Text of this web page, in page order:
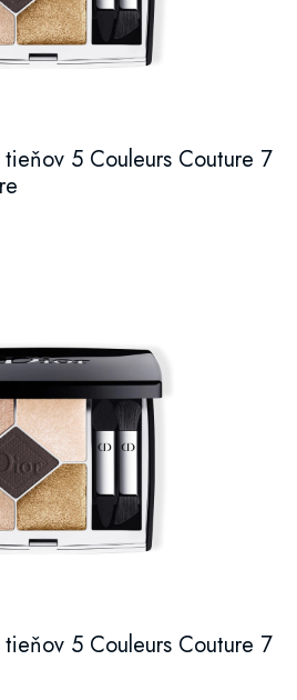
5 Couleurs Couture 7
5 Couleurs Couture 7